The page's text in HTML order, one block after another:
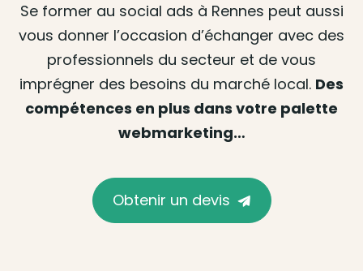
Se former au social ads à Rennes peut aussi
vous donner l’occasion d’échanger avec des
professionnels du secteur et de vous
imprégner des besoins du marché local. Des
compétences en plus dans votre palette
webmarketing…
Obtenir un devis